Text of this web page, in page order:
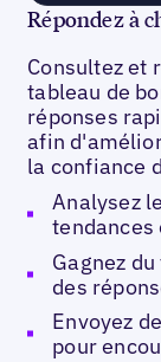
Répondez à
Consultez et
tableau de
réponses
afin
la confiance
Analysez
tendances
Gagnez
des
Envoyez
pour